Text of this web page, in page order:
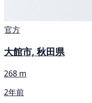
官方
大館市, 秋田県
268 m
2年前